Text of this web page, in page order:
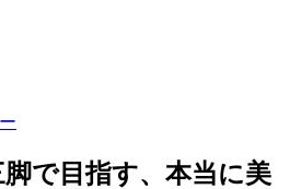
で目指す、本当に美